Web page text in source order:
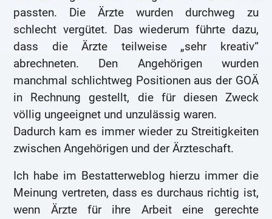
passten. Die Ärzte wurden durchweg zu
schlecht vergütet. Das wiederum führte dazu,
dass die Ärzte teilweise „sehr kreativ“
abrechneten. Den Angehörigen wurden
manchmal schlichtweg Positionen aus der GOÄ
in Rechnung gestellt, die für diesen Zweck
völlig ungeeignet und unzulässig waren.
Dadurch kam es immer wieder zu Streitigkeiten
zwischen Angehörigen und der Ärzteschaft.
Ich habe im Bestatterweblog hierzu immer die
Meinung vertreten, dass es durchaus richtig ist,
wenn Ärzte für ihre Arbeit eine gerechte